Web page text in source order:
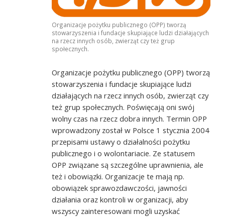
Organizacje pożytku publicznego (OPP) tworzą
stowarzyszenia i fundacje skupiające ludzi działających
na rzecz innych osób, zwierząt czy też grup
społecznych.
Organizacje pożytku publicznego (OPP) tworzą
stowarzyszenia i fundacje skupiające ludzi
działających na rzecz innych osób, zwierząt czy
też grup społecznych. Poświęcają oni swój
wolny czas na rzecz dobra innych. Termin OPP
wprowadzony został w Polsce 1 stycznia 2004
przepisami ustawy o działalności pożytku
publicznego i o wolontariacie. Ze statusem
OPP związane są szczególne uprawnienia, ale
też i obowiązki. Organizacje te mają np.
obowiązek sprawozdawczości, jawności
działania oraz kontroli w organizacji, aby
wszyscy zainteresowani mogli uzyskać